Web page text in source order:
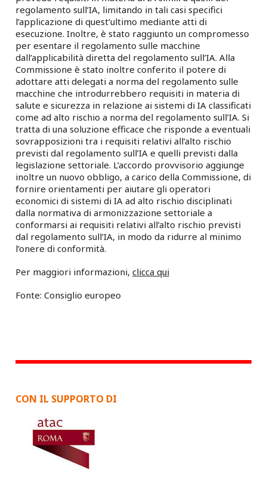
regolamento sull’IA, limitando in tali casi specifici
l’applicazione di quest’ultimo mediante atti di
esecuzione. Inoltre, è stato raggiunto un compromesso
per esentare il regolamento sulle macchine
dall’applicabilità diretta del regolamento sull’IA. Alla
Commissione è stato inoltre conferito il potere di
adottare atti delegati a norma del regolamento sulle
macchine che introdurrebbero requisiti in materia di
salute e sicurezza in relazione ai sistemi di IA classificati
come ad alto rischio a norma del regolamento sull’IA. Si
tratta di una soluzione efficace che risponde a eventuali
sovrapposizioni tra i requisiti relativi all’alto rischio
previsti dal regolamento sull’IA e quelli previsti dalla
legislazione settoriale. L’accordo provvisorio aggiunge
inoltre un nuovo obbligo, a carico della Commissione, di
fornire orientamenti per aiutare gli operatori
economici di sistemi di IA ad alto rischio disciplinati
dalla normativa di armonizzazione settoriale a
conformarsi ai requisiti relativi all’alto rischio previsti
dal regolamento sull’IA, in modo da ridurre al minimo
l’onere di conformità.
Per maggiori informazioni,clicca qui
Fonte: Consiglio europeo
CON IL SUPPORTO DI